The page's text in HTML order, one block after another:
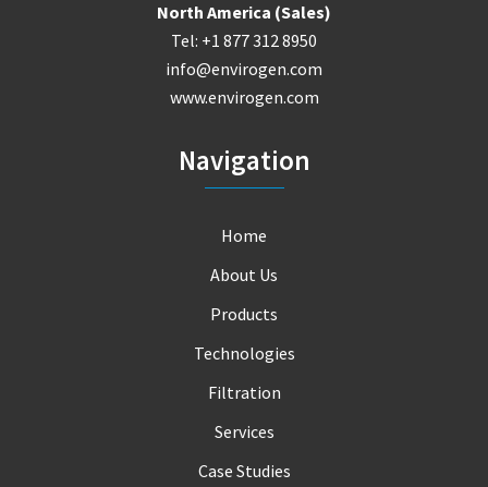
North America (Sales)
Tel: +1 877 312 8950
info@envirogen.com
www.envirogen.com
Navigation
Home
About Us
Products
Technologies
Filtration
Services
Case Studies